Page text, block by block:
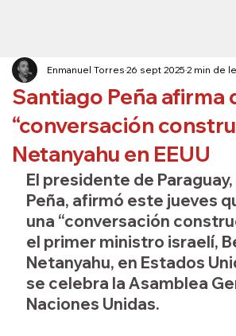
Santiago Peña afirma
“conversación
Netanyahu en EEUU
Enmanuel Torres26 sept 20252 min de
El presidente de
Peña, afirmó este jueves
una “conversación
el primer ministro israelí,
Netanyahu, en Estados
se celebra la Asamblea
Naciones Unidas.